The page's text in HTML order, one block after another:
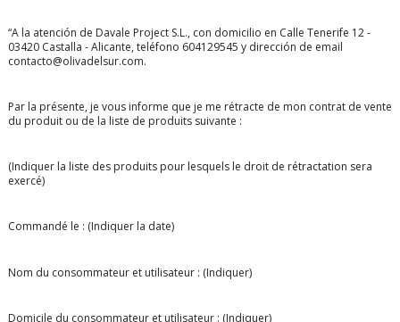
“A la atención de Davale Project S.L., con domicilio en Calle Tenerife 12 -
03420 Castalla - Alicante, teléfono 604129545 y dirección de email
contacto@olivadelsur.com.
Par la présente, je vous informe que je me rétracte de mon contrat de vente
du produit ou de la liste de produits suivante :
(Indiquer la liste des produits pour lesquels le droit de rétractation sera
exercé)
Commandé le : (Indiquer la date)
Nom du consommateur et utilisateur : (Indiquer)
Domicile du consommateur et utilisateur : (Indiquer)